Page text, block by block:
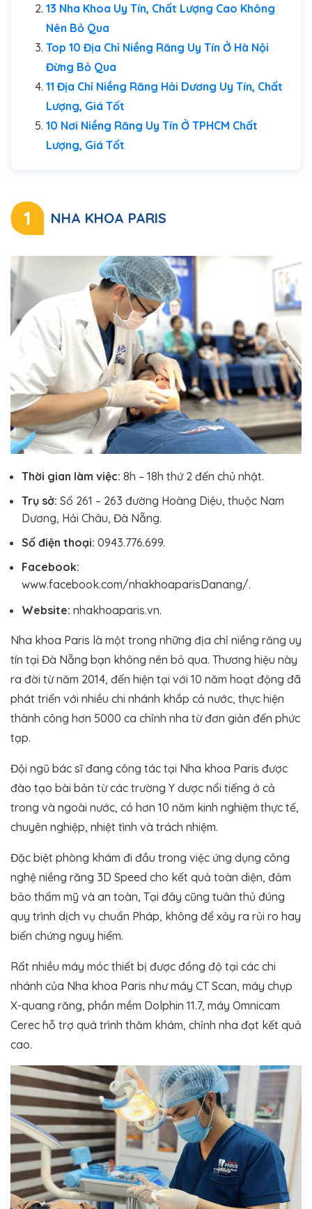
13 Nha Khoa Uy Tín, Chất Lượng Cao Không
Nên Bỏ Qua
Top 10 Địa Chỉ Niềng Răng Uy Tín Ở Hà Nội
Đừng Bỏ Qua
11 Địa Chỉ Niềng Răng Hải Dương Uy Tín, Chất
Lượng, Giá Tốt
10 Nơi Niềng Răng Uy Tín Ở TPHCM Chất
Lượng, Giá Tốt
1 NHA KHOA PARIS
Thời gian làm việc: 8h – 18h thứ 2 đến chủ nhật.
Trụ sở: Số 261 – 263 đường Hoàng Diệu, thuộc Nam
Dương, Hải Châu, Đà Nẵng.
Số điện thoại: 0943.776.699.
Facebook:
www.facebook.com/nhakhoaparisDanang/.
Website: nhakhoaparis.vn.
Nha khoa Paris là một trong những địa chỉ niềng răng uy
tín tại Đà Nẵng bạn không nên bỏ qua. Thương hiệu này
ra đời từ năm 2014, đến hiện tại với 10 năm hoạt động đã
phát triển với nhiều chi nhánh khắp cả nước, thực hiện
thành công hơn 5000 ca chỉnh nha từ đơn giản đến phức
tạp.
Đội ngũ bác sĩ đang công tác tại Nha khoa Paris được
đào tạo bài bản từ các trường Y dược nổi tiếng ở cả
trong và ngoài nước, có hơn 10 năm kinh nghiệm thực tế,
chuyên nghiệp, nhiệt tình và trách nhiệm.
Đặc biệt phòng khám đi đầu trong việc ứng dụng công
nghệ niềng răng 3D Speed cho kết quả toàn diện, đảm
bảo thẩm mỹ và an toàn, Tại đây cũng tuân thủ đúng
quy trình dịch vụ chuẩn Pháp, không để xảy ra rủi ro hay
biến chứng nguy hiểm.
Rất nhiều máy móc thiết bị được đồng độ tại các chi
nhánh của Nha khoa Paris như máy CT Scan, máy chụp
X-quang răng, phần mềm Dolphin 11.7, máy Omnicam
Cerec hỗ trợ quá trình thăm khám, chỉnh nha đạt kết quả
cao.